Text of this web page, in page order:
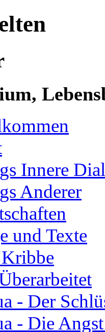
Innere
Anderer
und Texte
- Der
- Die